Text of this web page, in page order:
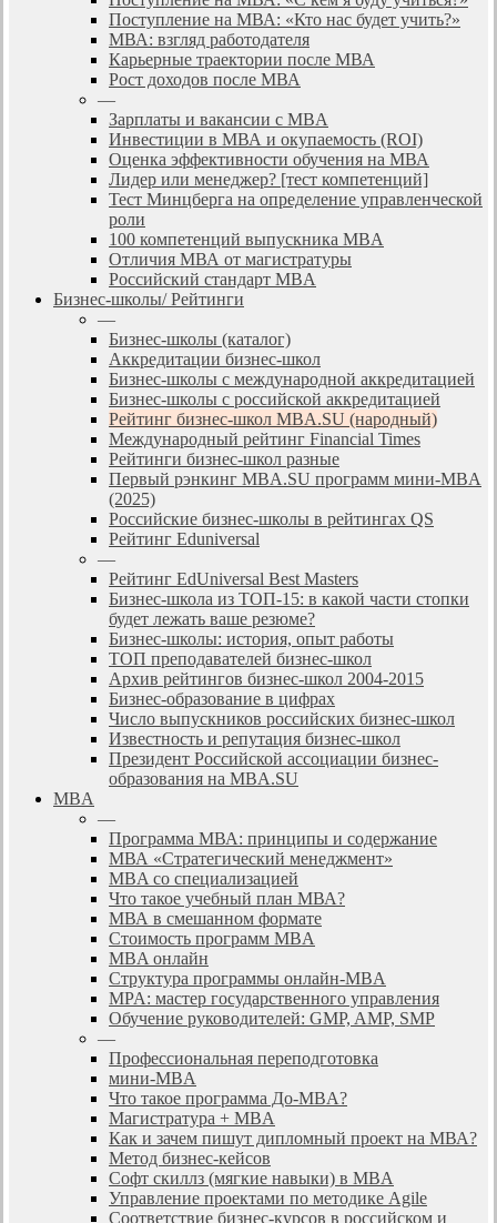
Поступление на МВА: «Кто нас будет учить?»
МВА: взгляд работодателя
Карьерные траектории после МВА
Рост доходов после МВА
—
Зарплаты и вакансии с MBA
Инвестиции в МВА и окупаемость (ROI)
Оценка эффективности обучения на МВА
Лидер или менеджер? [тест компетенций]
Тест Минцберга на определение управленческой
роли
100 компетенций выпускника MBA
Отличия МВА от магистратуры
Российский стандарт MBA
Бизнес-школы/ Рейтинги
—
Бизнес-школы (каталог)
Аккредитации бизнес-школ
Бизнес-школы с международной аккредитацией
Бизнес-школы с российской аккредитацией
Рейтинг бизнес-школ MBA.SU (народный)
Международный рейтинг Financial Times
Рейтинги бизнес-школ разные
Первый рэнкинг MBA.SU программ мини-MBA
(2025)
Российские бизнес-школы в рейтингах QS
Рейтинг Eduniversal
—
Рейтинг EdUniversal Best Masters
Бизнес-школа из ТОП-15: в какой части стопки
будет лежать ваше резюме?
Бизнес-школы: история, опыт работы
ТОП преподавателей бизнес-школ
Архив рейтингов бизнес-школ 2004-2015
Бизнес-образование в цифрах
Число выпускников российских бизнес-школ
Известность и репутация бизнес-школ
Президент Российской ассоциации бизнес-
образования на MBA.SU
MBA
—
Программа МВА: принципы и содержание
МВА «Cтратегический менеджмент»
MBA со специализацией
Что такое учебный план МВА?
МВА в смешанном формате
Стоимость программ MBA
MBA онлайн
Cтруктура программы онлайн-MBA
MPA: мастер государственного управления
Обучение руководителей: GMP, AMP, SMP
—
Профессиональная переподготовка
мини-MBA
Что такое программа До-MBA?
Магистратура + MBA
Как и зачем пишут дипломный проект на МВА?
Метод бизнес-кейсов
Софт скиллз (мягкие навыки) в MBA
Управление проектами по методике Agile
Соответствие бизнес-курсов в российском и